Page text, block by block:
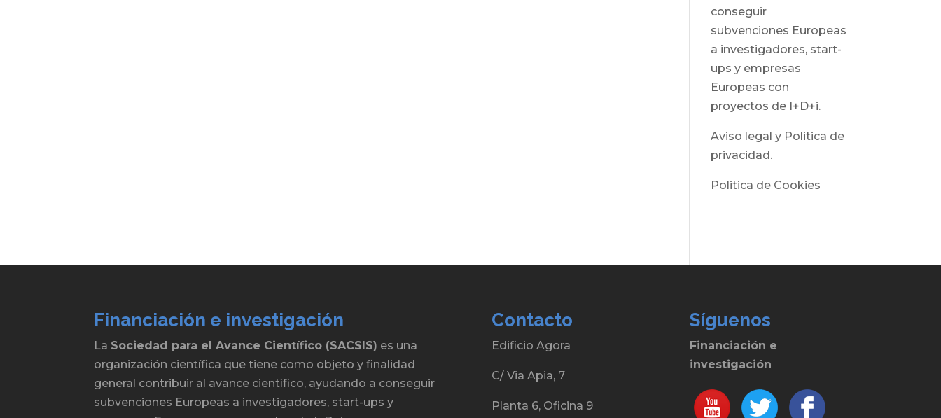
conseguir
subvenciones Europeas
a investigadores, start-
ups y empresas
Europeas con
proyectos de I+D+i.
Aviso legal y Politica de
privacidad.
Politica de Cookies
Financiación e investigación
La Sociedad para el Avance Científico (SACSIS) es una
organización científica que tiene como objeto y finalidad
general contribuir al avance científico, ayudando a conseguir
subvenciones Europeas a investigadores, start-ups y
Contacto
Edificio Agora
C/ Via Apia, 7
Planta 6, Oficina 9
Síguenos
Financiación e
investigación